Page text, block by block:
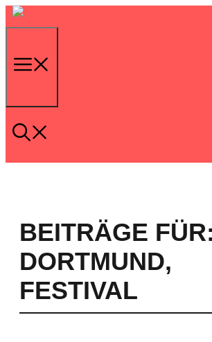
Zum
BEITRÄGE FÜR:
DORTMUND,
FESTIVAL